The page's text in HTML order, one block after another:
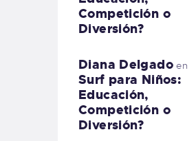
Competición o
Diversión?
Diana Delgadoen
Surf para Niños:
Educación,
Competición o
Diversión?